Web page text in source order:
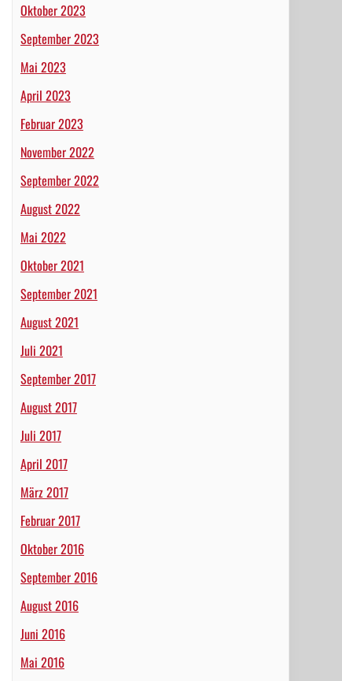
Oktober 2023
September 2023
Mai 2023
April 2023
Februar 2023
November 2022
September 2022
August 2022
Mai 2022
Oktober 2021
September 2021
August 2021
Juli 2021
September 2017
August 2017
Juli 2017
April 2017
März 2017
Februar 2017
Oktober 2016
September 2016
August 2016
Juni 2016
Mai 2016